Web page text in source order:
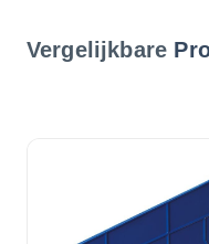
Vergelijkbare